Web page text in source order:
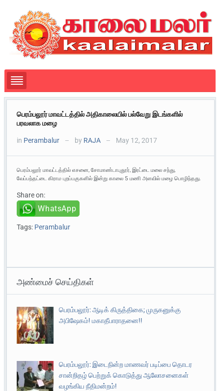
பெரம்பலூர் மாவட்டத்தில் அதிகாலையில் பல்வேறு இடங்களில்
பரவலாக மழை
in Perambalur — by RAJA — May 12, 2017
பெரம்பலூர் மாவட்டத்தில் எசனை, சோமாண்டாபுதூர், இரட்டை மலை சந்து,
வேப்பந்தட்டை கிராம புறப்பகுகளில் இன்று காலை 5 மணி அளவில் மழை பொழிந்தது.
Share on:
WhatsApp
Tags: Perambalur
அண்மைச் செய்திகள்
பெரம்பலூர்: ஆடிக் கிருத்திகை; முருகனுக்கு
அபிஷேகம்! மகாதீபாராதனை!!
பெரம்பலூர்: இடைநின்ற மாணவர் படிப்பை தொடர
சான்றிதழ் பெற்றுக் கொடுத்து ஆலோசனைகள்
வழங்கிய நீதிமன்றம்!